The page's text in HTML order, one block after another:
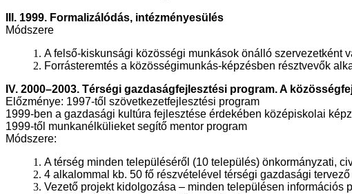
III. 1999. Formalizálódás, intézményesülés
Módszere
1. A felső-kiskunsági közösségi munkások önálló szervezetként
2. Forrásteremtés a közösségimunkás-képzésben résztvevők
IV. 2000–2003. Térségi gazdaságfejlesztési program. A
Előzménye: 1997-től szövetkezetfejlesztési program
1999-ben a gazdasági kultúra fejlesztése érdekében középiskolai
1999-től munkanélkülieket segítő mentor program
Módszere:
1. A térség minden településéről (10 település) önkormányzati,
2. 4 alkalommal kb. 50 fő részvételével térségi gazdasági
3. Vezető projekt kidolgozása – minden településen információs